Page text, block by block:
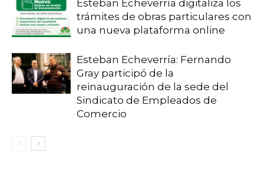
Esteban Echeverría digitaliza los
trámites de obras particulares con
una nueva plataforma online
Esteban Echeverría: Fernando
Gray participó de la
reinauguración de la sede del
Sindicato de Empleados de
Comercio